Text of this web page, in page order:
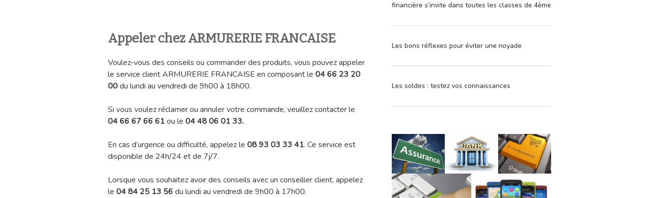
Appeler chez ARMURERIE FRANCAISE
Voulez-vous des conseils ou commander des produits, vous pouvez appeler
le service client ARMURERIE FRANCAISE en composant le 04 66 23 20
00du lundi au vendredi de 9h00 à 18h00.
Si vous voulez réclamer ou annuler votre commande, veuillez contacter le
04 66 67 66 61ou le 04 48 06 01 33.
En cas d’urgence ou difficulté, appelez le 08 93 03 33 41. Ce service est
disponible de 24h/24 et de 7j/7.
Lorsque vous souhaitez avoir des conseils avec un conseiller client, appelez
le 04 84 25 13 56 du lundi au vendredi de 9h00 à 17h00.
financière s’invite dans toutes les classes de 4ème
Les bons réflexes pour éviter une noyade
Les soldes : testez vos connaissances